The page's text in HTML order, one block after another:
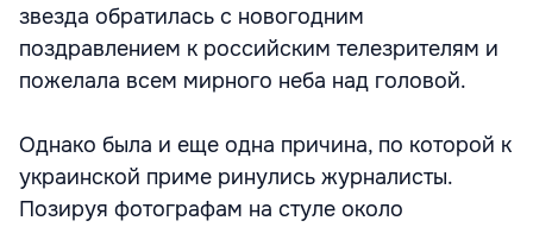
звезда обратилась с новогодним
поздравлением к российским телезрителям и
пожелала всем мирного неба над головой.
Однако была и еще одна причина, по которой к
украинской приме ринулись журналисты.
Позируя фотографам на стуле около